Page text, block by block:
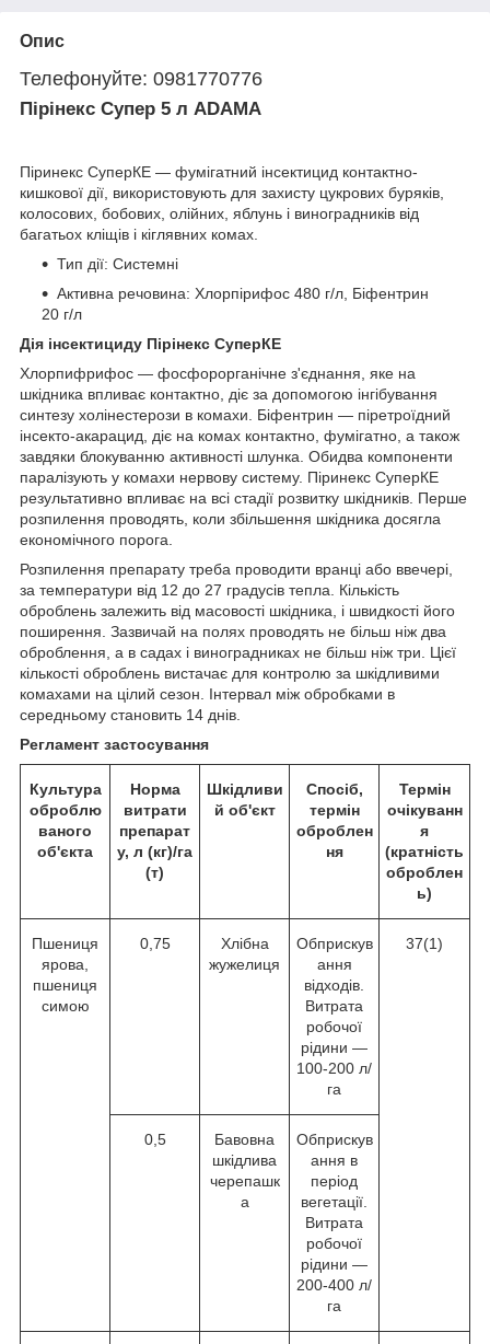
Опис
Телефонуйте: 0981770776
Пірінекс Супер 5 л ADAMA
Піринекс СуперКЕ — фумігатний інсектицид контактно-
кишкової дії, використовують для захисту цукрових буряків,
колосових, бобових, олійних, яблунь і виноградників від
багатьох кліщів і кіглявних комах.
Тип дії: Системні
Активна речовина: Хлорпірифос 480 г/л, Біфентрин
20 г/л
Дія інсектициду Пірінекс СуперКЕ
Хлорпифрифос — фосфорорганічне з'єднання, яке на
шкідника впливає контактно, діє за допомогою інгібування
синтезу холінестерози в комахи. Біфентрин — піретроїдний
інсекто-акарацид, діє на комах контактно, фумігатно, а також
завдяки блокуванню активності шлунка. Обидва компоненти
паралізують у комахи нервову систему. Піринекс СуперКЕ
результативно впливає на всі стадії розвитку шкідників. Перше
розпилення проводять, коли збільшення шкідника досягла
економічного порога.
Розпилення препарату треба проводити вранці або ввечері,
за температури від 12 до 27 градусів тепла. Кількість
оброблень залежить від масовості шкідника, і швидкості його
поширення. Зазвичай на полях проводять не більш ніж два
оброблення, а в садах і виноградниках не більш ніж три. Цієї
кількості оброблень вистачає для контролю за шкідливими
комахами на цілий сезон. Інтервал між обробками в
середньому становить 14 днів.
Регламент застосування
Культура
оброблю
ваного
об'єкта
Норма
витрати
препарат
у, л (кг)/га
(т)
Шкідливи
й об'єкт
Спосіб,
термін
оброблен
ня
Термін
очікуванн
я
(кратність
оброблен
ь)
Пшениця
ярова,
пшениця
симою
0,75
Хлібна
жужелиця
Обприскув
ання
відходів.
Витрата
робочої
рідини —
100-200 л/
га
37(1)
0,5
Бавовна
шкідлива
черепашк
а
Обприскув
ання в
період
вегетації.
Витрата
робочої
рідини —
200-400 л/
га